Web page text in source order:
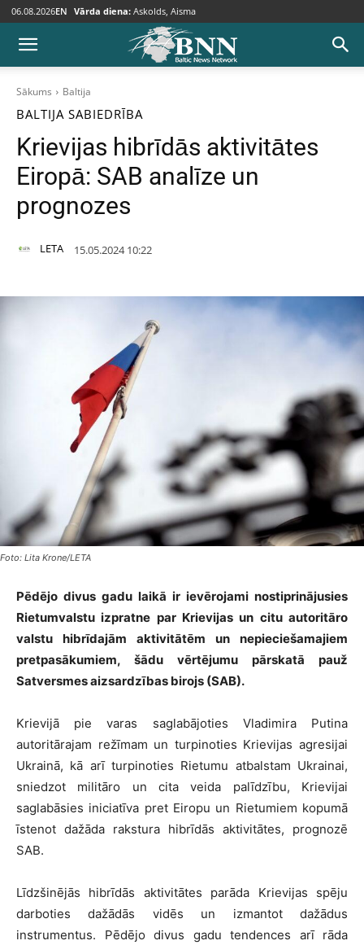
06.08.2026EN Vārda diena: Askolds, Aisma
Sākums Baltija
BALTIJA SABIEDRĪBA
Krievijas hibrīdās aktivitātes
Eiropā: SAB analīze un
prognozes
LETA 15.05.2024 10:22
Foto: Lita Krone/LETA
Pēdējo divus gadu laikā ir ievērojami nostiprinājusies
Rietumvalstu izpratne par Krievijas un citu autoritāro
valstu hibrīdajām aktivitātēm un nepieciešamajiem
pretpasākumiem, šādu vērtējumu pārskatā pauž
Satversmes aizsardzības birojs (SAB).
Krievijā pie varas saglabājoties Vladimira Putina
autoritārajam režīmam un turpinoties Krievijas agresijai
Ukrainā, kā arī turpinoties Rietumu atbalstam Ukrainai,
sniedzot militāro un cita veida palīdzību, Krievijai
saglabāsies iniciatīva pret Eiropu un Rietumiem kopumā
īstenot dažāda rakstura hibrīdās aktivitātes, prognozē
SAB.
Līdzšinējās hibrīdās aktivitātes parāda Krievijas spēju
darboties dažādās vidēs un izmantot dažādus
instrumentus. Pēdējo divus gadu tendences arī rāda